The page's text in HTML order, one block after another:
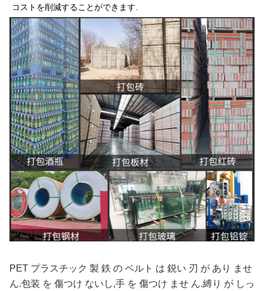
コストを削減することができます.
PET プラスチック 製 鉄 の ベルト は 鋭い 刃 が あり ませ
ん.包装 を 傷つけ ないし,手 を 傷つけ ませ ん.縛り が しっ